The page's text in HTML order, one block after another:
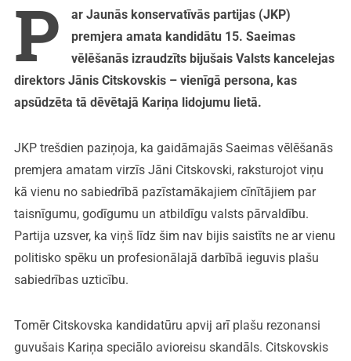
P
ar Jaunās konservatīvās partijas (JKP)
premjera amata kandidātu 15. Saeimas
vēlēšanās izraudzīts bijušais Valsts kancelejas
direktors Jānis Citskovskis – vienīgā persona, kas
apsūdzēta tā dēvētajā Kariņa lidojumu lietā.
JKP trešdien paziņoja, ka gaidāmajās Saeimas vēlēšanās
premjera amatam virzīs Jāni Citskovski, raksturojot viņu
kā vienu no sabiedrībā pazīstamākajiem cīnītājiem par
taisnīgumu, godīgumu un atbildīgu valsts pārvaldību.
Partija uzsver, ka viņš līdz šim nav bijis saistīts ne ar vienu
politisko spēku un profesionālajā darbībā ieguvis plašu
sabiedrības uzticību.
Tomēr Citskovska kandidatūru apvij arī plašu rezonansi
guvušais Kariņa speciālo avioreisu skandāls. Citskovskis